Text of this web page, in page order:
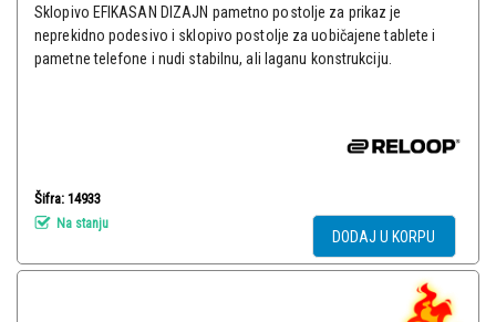
Sklopivo EFIKASAN DIZAJN pametno postolje za prikaz je
neprekidno podesivo i sklopivo postolje za uobičajene tablete i
pametne telefone i nudi stabilnu, ali laganu konstrukciju.
Šifra: 14933
Na stanju
DODAJ U KORPU